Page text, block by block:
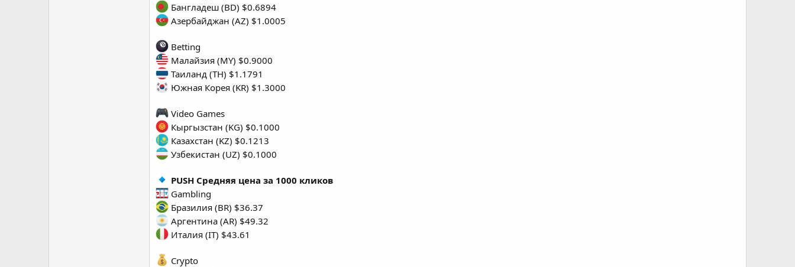
Бангладеш (BD) $0.6894
Азербайджан (AZ) $1.0005
Betting
Малайзия (MY) $0.9000
Таиланд (TH) $1.1791
Южная Корея (KR) $1.3000
Video Games
Кыргызстан (KG) $0.1000
Казахстан (KZ) $0.1213
Узбекистан (UZ) $0.1000
PUSH Средняя цена за 1000 кликов
Gambling
Бразилия (BR) $36.37
Аргентина (AR) $49.32
Италия (IT) $43.61
Crypto